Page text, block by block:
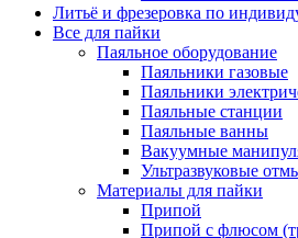
Литьё и фрезеровка по
Все для пайки
Паяльное оборудование
Паяльники газовые
Паяльники
Паяльные станции
Паяльные ванны
Вакуумные
Ультразвуковые
Материалы для пайки
Припой
Припой с флюсом